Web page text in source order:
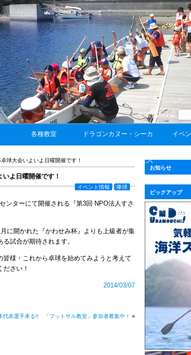
サイト内検索
各種教室 ドラゴンカヌー・シーカ
ヤック体験 ☆団体受入
☆
イベ
球大会いよいよ日曜開催です！
よ日曜開催です！
イベント情報 卓球
ンターにて開催される『第3回 NPO法人すさ
に開かれた『かわせみ杯』よりも上級者が集
試合が期待されます。
様・これから卓球を始めてみようと考えて
さい！
2014/03/07
代表選手来る!! 「フットサル教室」参加者募集中！
»
お知らせ
ピックアップ